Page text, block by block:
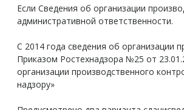
Если Сведения об организации
административной ответственности.
С 2014 года сведения об
Приказом Ростехнадзора №25 от
организации производственного
надзору»